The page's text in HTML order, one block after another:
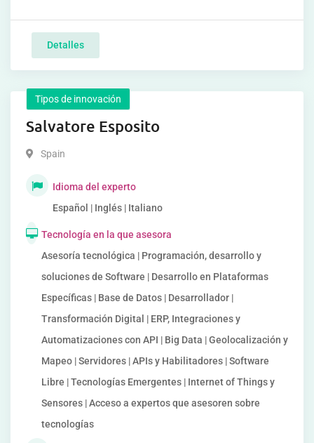
Detalles
Tipos de innovación
Salvatore Esposito
Spain
Idioma del experto
Español | Inglés | Italiano
Tecnología en la que asesora
Asesoría tecnológica | Programación, desarrollo y
soluciones de Software | Desarrollo en Plataformas
Específicas | Base de Datos | Desarrollador |
Transformación Digital | ERP, Integraciones y
Automatizaciones con API | Big Data | Geolocalización y
Mapeo | Servidores | APIs y Habilitadores | Software
Libre | Tecnologías Emergentes | Internet of Things y
Sensores | Acceso a expertos que asesoren sobre
tecnologías